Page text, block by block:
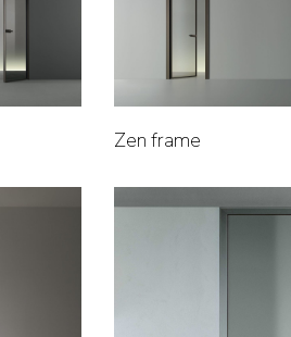
Zen frame